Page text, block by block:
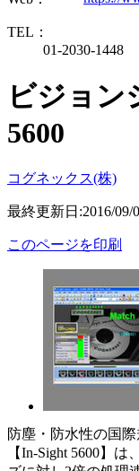
TEL：
01-2030-1448
ビジョン
5600
コグネックス(株)
最終更新日:2016/09/
このページを印刷
防塵・防水性の国
【In-Sight 5600】